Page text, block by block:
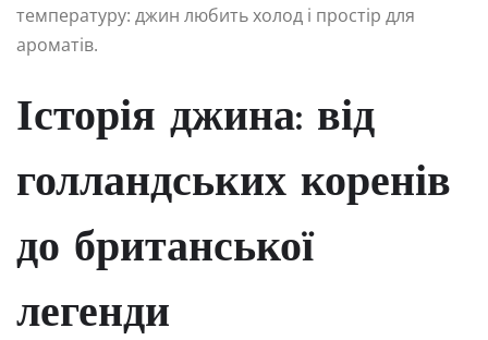
температуру: джин любить холод і простір для
ароматів.
Історія джина: від
голландських коренів
до британської
легенди